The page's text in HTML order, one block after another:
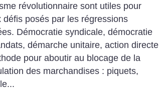
révolutionnaire sont utiles pour
posés par les régressions
Démocratie syndicale, démocratie
démarche unitaire, action directe
pour aboutir au blocage de la
des marchandises : piquets,